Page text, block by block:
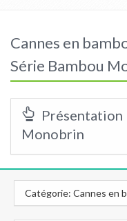
Cannes en
Série Bambou
Présentation
Monobrin
Catégorie: Cannes en